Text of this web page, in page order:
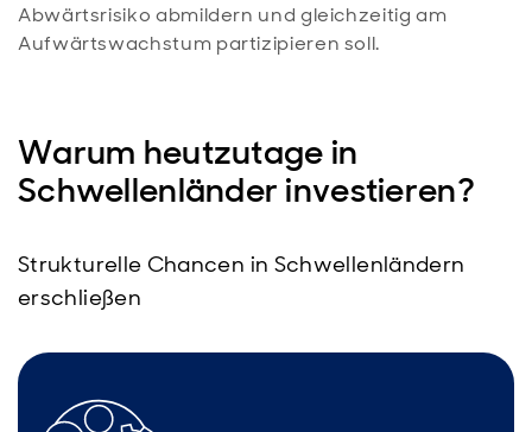
Abwärtsrisiko abmildern und gleichzeitig am
Aufwärtswachstum partizipieren soll.
Warum heutzutage in
Schwellenländer investieren?
Strukturelle Chancen in Schwellenländern
erschließen